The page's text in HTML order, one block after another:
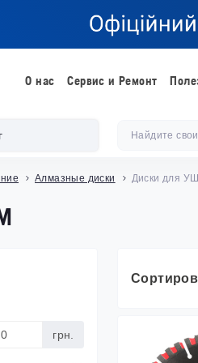
О нас Сервис и Ремонт
Алмазные диски Диски для
грн.